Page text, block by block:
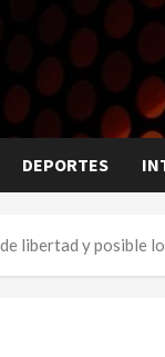
DEPORTES
libertad y posible